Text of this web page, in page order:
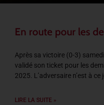
En route pour les
Après sa victoire (0-3)
validé son ticket pour les
2025. L’adversaire n’est à
LIRE LA SUITE »